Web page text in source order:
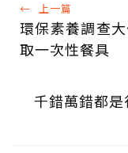
← 上一篇
環保素養調查
取一次性餐具
千錯萬錯都